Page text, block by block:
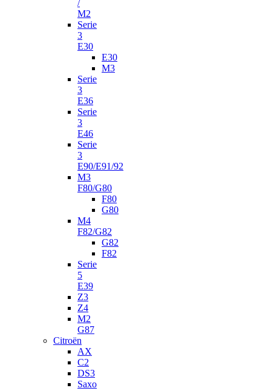
/
M2
Serie
3
E30
E30
M3
Serie
3
E36
Serie
3
E46
Serie
3
E90/E91/92
M3
F80/G80
F80
G80
M4
F82/G82
G82
F82
Serie
5
E39
Z3
Z4
M2
G87
Citroën
AX
C2
DS3
Saxo